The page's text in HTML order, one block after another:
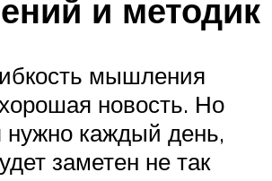
и методик
мышления
новость. Но
нужно каждый день,
заметен не так